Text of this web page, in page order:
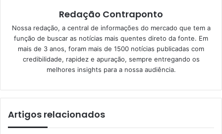
Redação Contraponto
Nossa redação, a central de informações do mercado que tem a
função de buscar as notícias mais quentes direto da fonte. Em
mais de 3 anos, foram mais de 1500 notícias publicadas com
credibilidade, rapidez e apuração, sempre entregando os
melhores insights para a nossa audiência.
Artigos relacionados